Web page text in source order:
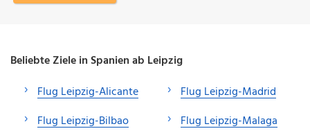
Beliebte Ziele in Spanien ab Leipzig
Flug Leipzig-Alicante
Flug Leipzig-Bilbao
Flug Leipzig-Madrid
Flug Leipzig-Malaga